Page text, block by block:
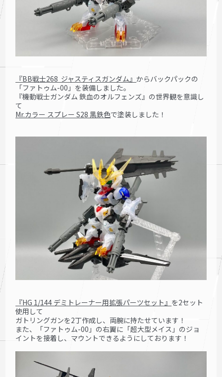
『BB戦士268 ジャスティスガンダム』からバックパックの
「ファトゥム-00」を装備しました。
『機動戦士ガンダム 鉄血のオルフェンズ』の世界観を意識し
て
Mr.カラー スプレー S28 黒鉄色で塗装しました！
『HG 1/144 デミトレーナー用拡張パーツセット』 を2セット
使用して
ガトリングガンを2丁作成し、両腕に持たせています！
また、「ファトゥム-00」の右翼に「超大型メイス」のジョ
イントを接着し、マウントできるようにしております！